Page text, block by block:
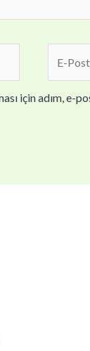
için adım, e-